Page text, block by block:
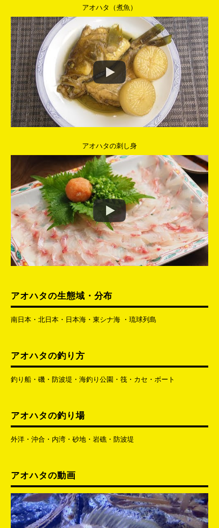
アオハタ（煮魚）
アオハタの刺し身
アオハタの生態域・分布
南日本・北日本・日本海・東シナ海 ・琉球列島
アオハタの釣り方
釣り船・磯・防波堤・海釣り公園・筏・カセ・ボート
アオハタの釣り場
外洋・沖合・内湾・砂地・岩礁・防波堤
アオハタの動画